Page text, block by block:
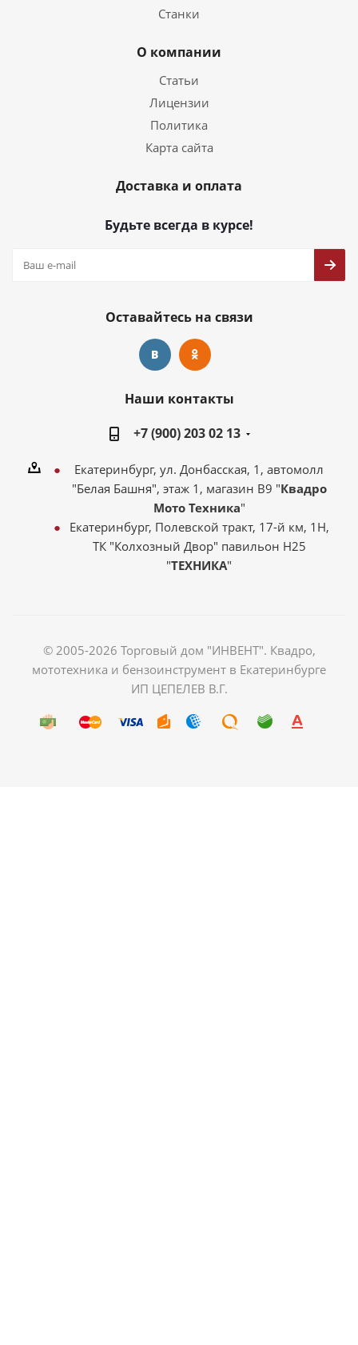
Станки
О компании
Статьи
Лицензии
Политика
Карта сайта
Доставка и оплата
Будьте всегда в курсе!
Оставайтесь на связи
Наши контакты
+7 (900) 203 02 13
Екатеринбург, ул. Донбасская, 1, автомолл
"Белая Башня", этаж 1, магазин В9 "Квадро
Мото Техника"
Екатеринбург, Полевской тракт, 17-й км, 1Н,
ТК "Колхозный Двор" павильон Н25
"ТЕХНИКА"
© 2005-2026 Торговый дом "ИНВЕНТ". Квадро,
мототехника и бензоинструмент в Екатеринбурге
ИП ЦЕПЕЛЕВ В.Г.